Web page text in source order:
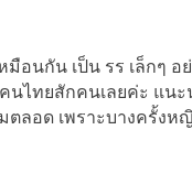
มือนกัน เป็น รร เล็กๆ
นไทยสักคนเลยค่ะ แ
ตลอด เพราะบางครั้